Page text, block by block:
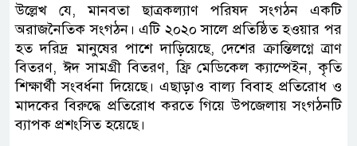
উল্লেখ যে, মানবতা ছাত্রকল্যাণ পরিষদ সংগঠন একটি
অরাজনৈতিক সংগঠন। এটি ২০২০ সালে প্রতিষ্ঠিত হওয়ার পর
হত দরিদ্র মানুষের পাশে দাড়িয়েছে, দেশের ক্রান্তিলগ্নে ত্রাণ
বিতরণ, ঈদ সামগ্রী বিতরণ, ফ্রি মেডিকেল ক্যাম্পেইন, কৃতি
শিক্ষার্থী সংবর্ধনা দিয়েছে। এছাড়াও বাল্য বিবাহ প্রতিরোধ ও
মাদকের বিরুদ্ধে প্রতিরোধ করতে গিয়ে উপজেলায় সংগঠনটি
ব্যাপক প্রশংসিত হয়েছে।